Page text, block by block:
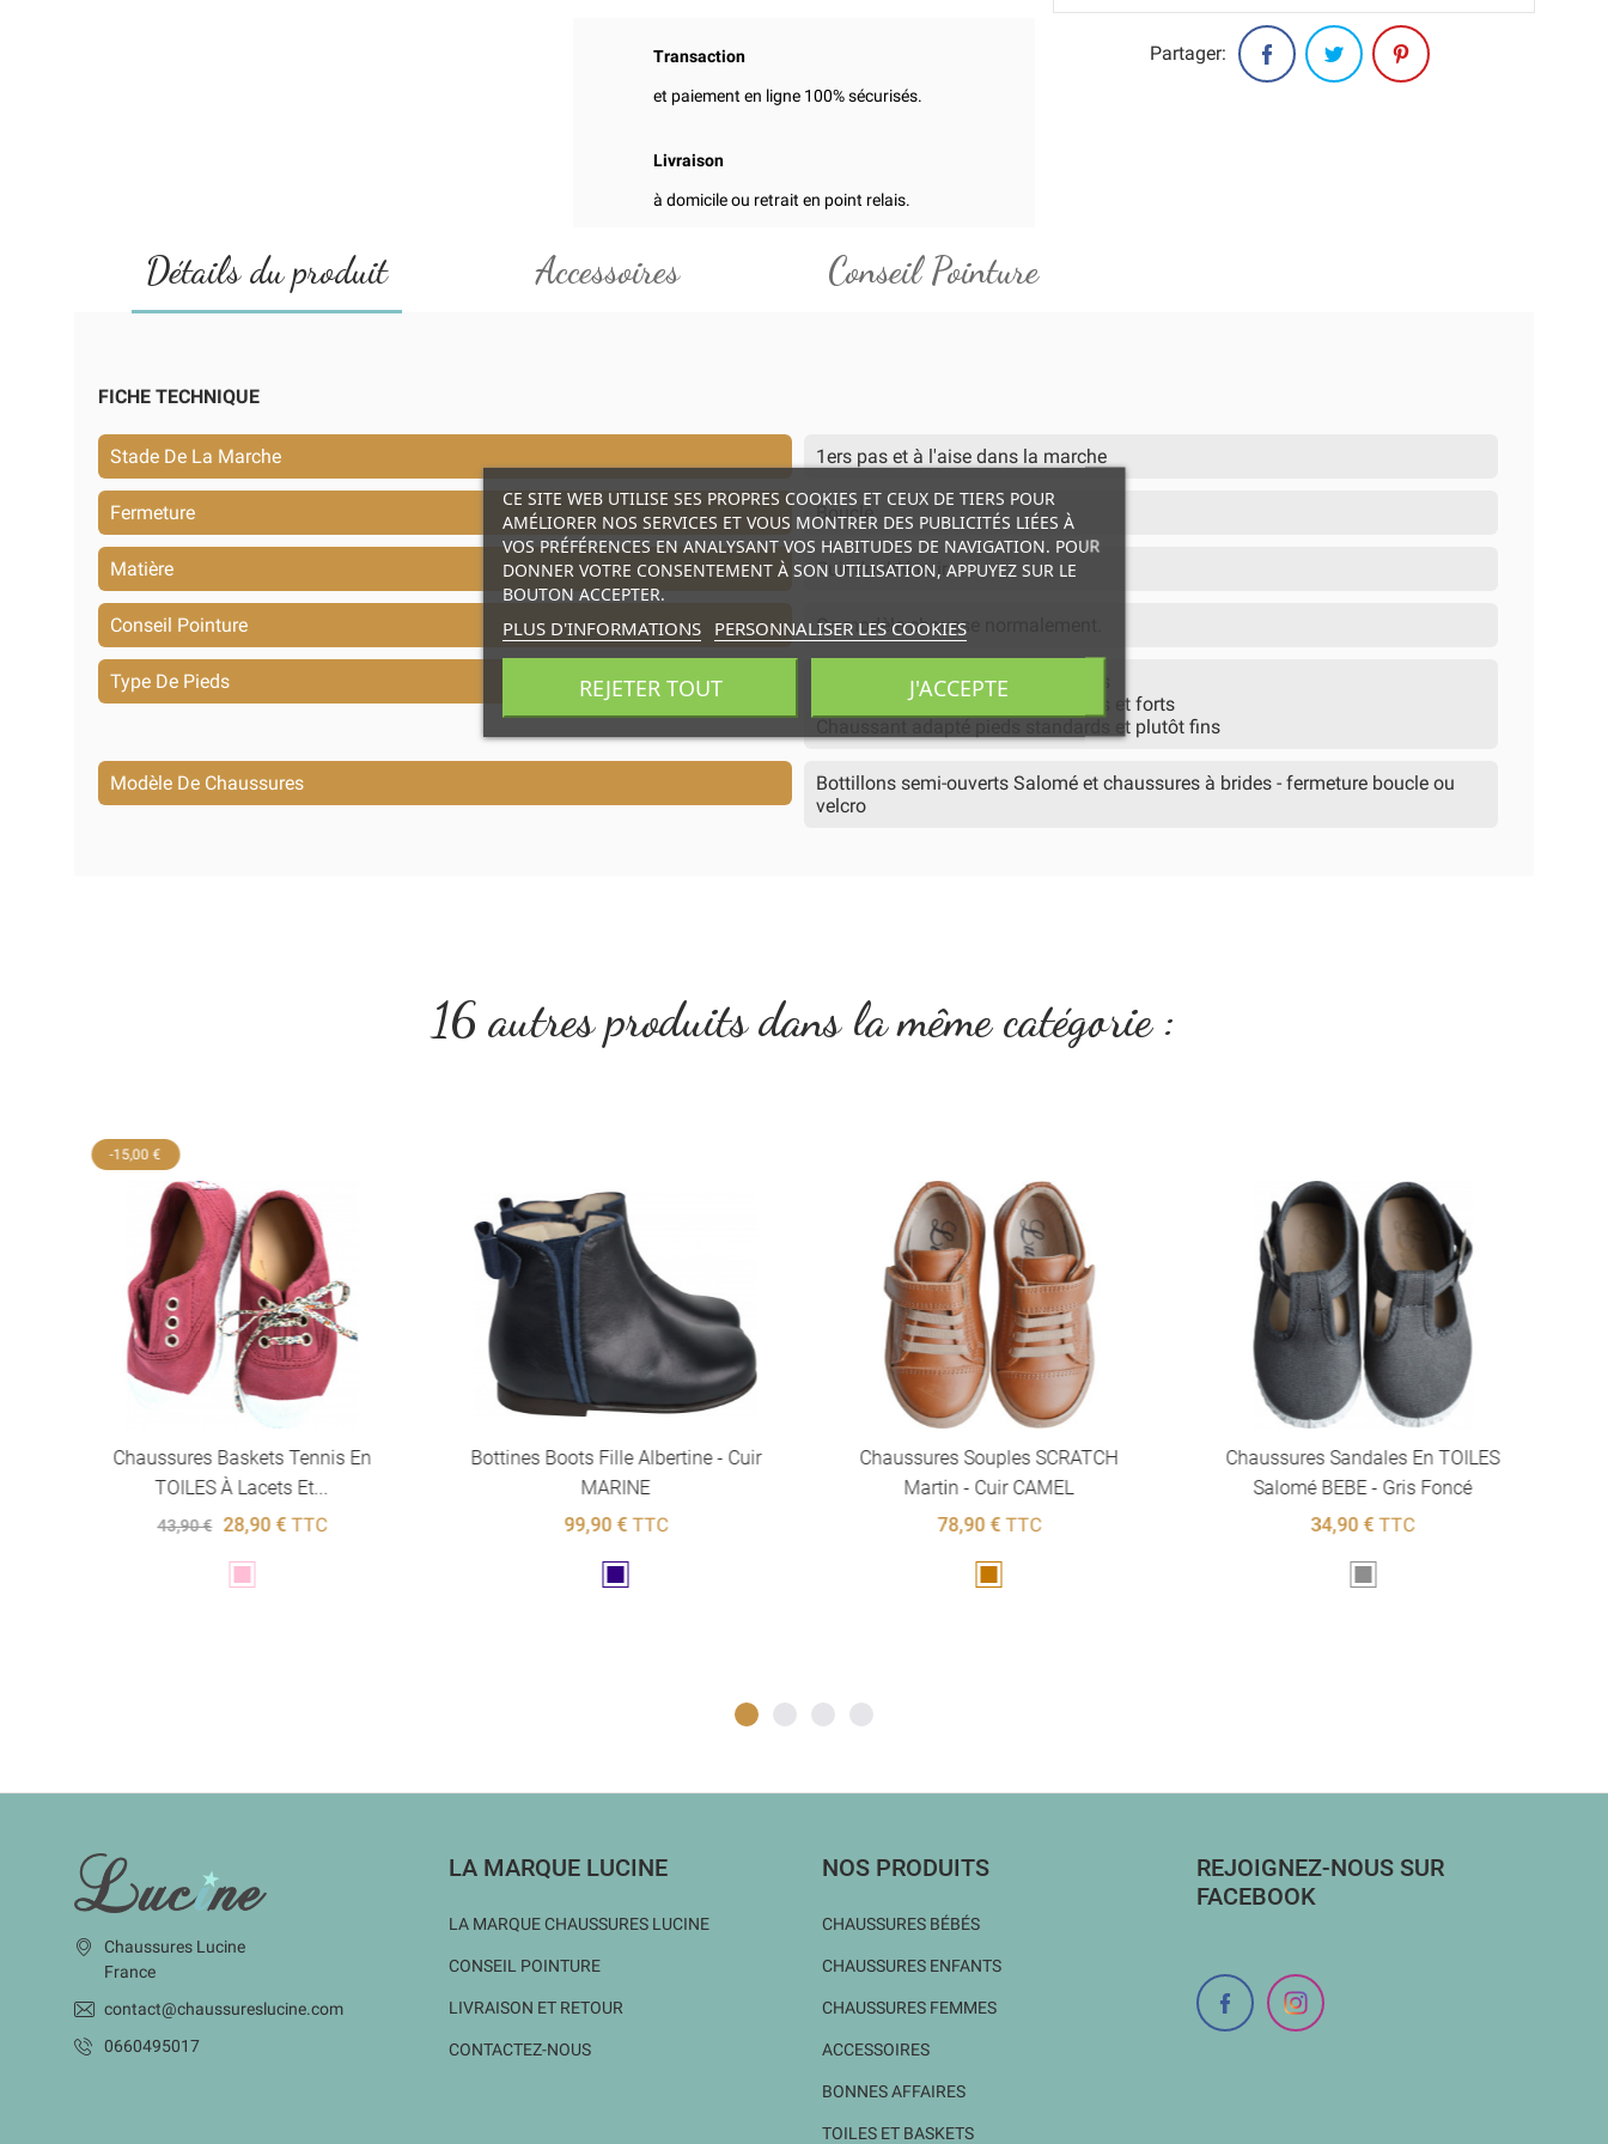
Transaction
et paiement en ligne 100% sécurisés.
Livraison
à domicile ou retrait en point relais.
Partager:
Détails du produit Accessoires Conseil Pointure
FICHE TECHNIQUE
Stade De La Marche 1ers pas et à l'aise dans la marche
Fermeture Boucle
Matière Cuir doublé cuir
Conseil Pointure Ce modèle chausse normalement.
Type De Pieds
Chaussant adapté pieds standards
Chaussant adapté pieds standards et forts
Chaussant adapté pieds standards et plutôt fins
Modèle De Chaussures
Bottillons semi-ouverts Salomé et chaussures à brides - fermeture boucle ou
velcro
16 autres produits dans la même catégorie :
-15,00 €
Chaussures Baskets Tennis En
TOILES À Lacets Et...
43,90 € 28,90 €TTC
Rose
Bottines Boots Fille Albertine - Cuir
MARINE
99,90 €TTC
Marine
Chaussures Souples SCRATCH
Martin - Cuir CAMEL
78,90 €TTC
Marron
Chaussures Sandales En TOILES
Salomé BEBE - Gris Foncé
34,90 €TTC
Gris
INFORMATIONS
Chaussures Lucine
France
contact@chaussureslucine.com
0660495017
LA MARQUE LUCINE
LA MARQUE CHAUSSURES LUCINE
CONSEIL POINTURE
LIVRAISON ET RETOUR
CONTACTEZ-NOUS
NOS PRODUITS
CHAUSSURES BÉBÉS
CHAUSSURES ENFANTS
CHAUSSURES FEMMES
ACCESSOIRES
BONNES AFFAIRES
TOILES ET BASKETS
REJOIGNEZ-NOUS SUR
FACEBOOK
CE SITE WEB UTILISE SES PROPRES COOKIES ET CEUX DE TIERS POUR
AMÉLIORER NOS SERVICES ET VOUS MONTRER DES PUBLICITÉS LIÉES À
VOS PRÉFÉRENCES EN ANALYSANT VOS HABITUDES DE NAVIGATION. POUR
DONNER VOTRE CONSENTEMENT À SON UTILISATION, APPUYEZ SUR LE
BOUTON ACCEPTER.
PLUS D'INFORMATIONS PERSONNALISER LES COOKIES
REJETER TOUT J'ACCEPTE